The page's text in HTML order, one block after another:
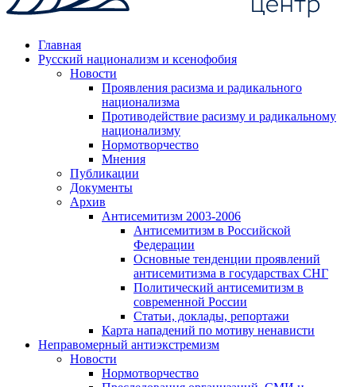
Главная
Русский национализм и ксенофобия
Новости
Проявления расизма и радикального
национализма
Противодействие расизму и радикальному
национализму
Нормотворчество
Мнения
Публикации
Документы
Архив
Антисемитизм 2003-2006
Антисемитизм в Российской
Федерации
Основные тенденции проявлений
антисемитизма в государствах СНГ
Политический антисемитизм в
современной России
Статьи, доклады, репортажи
Карта нападений по мотиву ненависти
Неправомерный антиэкстремизм
Новости
Нормотворчество